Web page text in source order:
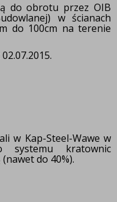
do obrotu przez OIB
w ścianach
do 100cm na terenie
w Kap-Steel-Wawe w
systemu kratownic
do 40%).